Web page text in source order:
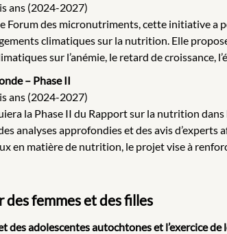
ans (2024-2027)
Forum des micronutriments, cette initiative a
climatiques sur la nutrition. Elle
sur l’anémie, le retard de croissance,
– Phase II
ans (2024-2027)
la Phase II du Rapport sur la nutrition
analyses approfondies et des avis
en matière de nutrition, le projet vise à
femmes et des filles
des adolescentes autochtones et l’exercice